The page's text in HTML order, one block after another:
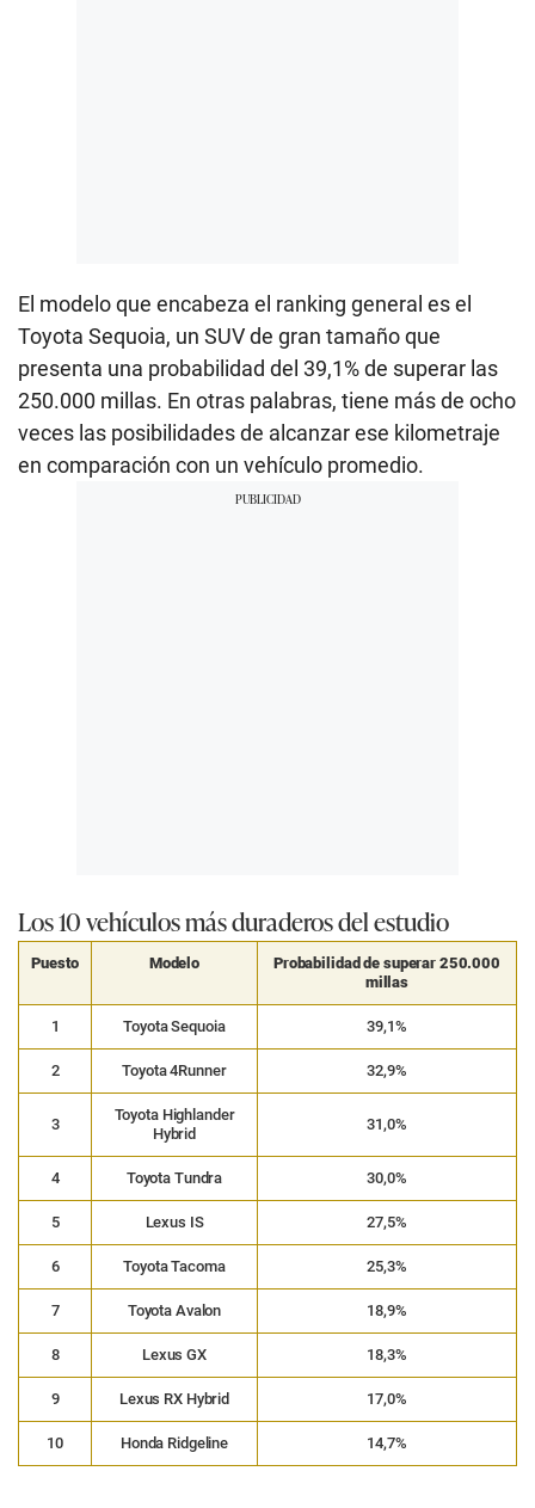
El modelo que encabeza el ranking general es el
Toyota Sequoia, un SUV de gran tamaño que
presenta una probabilidad del 39,1% de superar las
250.000 millas. En otras palabras, tiene más de ocho
veces las posibilidades de alcanzar ese kilometraje
en comparación con un vehículo promedio.
Los 10 vehículos más duraderos del estudio
Puesto Modelo
Probabilidad de superar 250.000
millas
1 Toyota Sequoia 39,1%
2 Toyota 4Runner 32,9%
3
Toyota Highlander
Hybrid
31,0%
4 Toyota Tundra 30,0%
5 Lexus IS 27,5%
6 Toyota Tacoma 25,3%
7 Toyota Avalon 18,9%
8 Lexus GX 18,3%
9 Lexus RX Hybrid 17,0%
10 Honda Ridgeline 14,7%